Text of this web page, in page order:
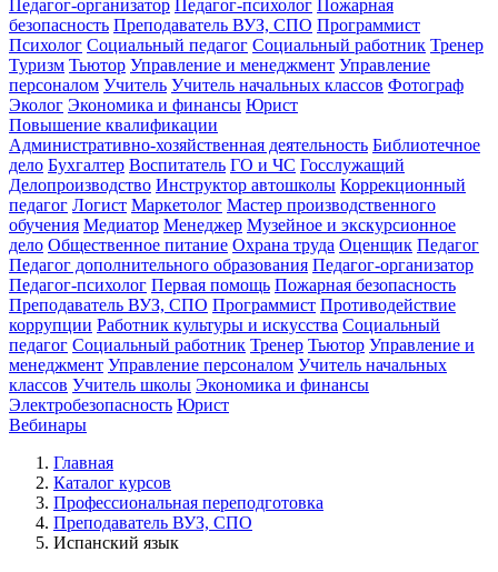
Педагог-организатор Педагог-психолог Пожарная
безопасность Преподаватель ВУЗ, СПО Программист
Психолог Социальный педагог Социальный работник Тренер
Туризм Тьютор Управление и менеджмент Управление
персоналом Учитель Учитель начальных классов Фотограф
Эколог Экономика и финансы Юрист
Повышение квалификации
Административно-хозяйственная деятельность Библиотечное
дело Бухгалтер Воспитатель ГО и ЧС Госслужащий
Делопроизводство Инструктор автошколы Коррекционный
педагог Логист Маркетолог Мастер производственного
обучения Медиатор Менеджер Музейное и экскурсионное
дело Общественное питание Охрана труда Оценщик Педагог
Педагог дополнительного образования Педагог-организатор
Педагог-психолог Первая помощь Пожарная безопасность
Преподаватель ВУЗ, СПО Программист Противодействие
коррупции Работник культуры и искусства Социальный
педагог Социальный работник Тренер Тьютор Управление и
менеджмент Управление персоналом Учитель начальных
классов Учитель школы Экономика и финансы
Электробезопасность Юрист
Вебинары
Главная
Каталог курсов
Профессиональная переподготовка
Преподаватель ВУЗ, СПО
Испанский язык